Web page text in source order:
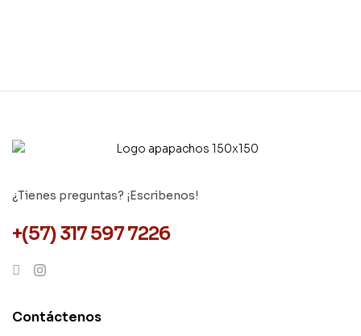
¿Tienes preguntas? ¡Escribenos!
+(57) 317 597 7226
Contáctenos